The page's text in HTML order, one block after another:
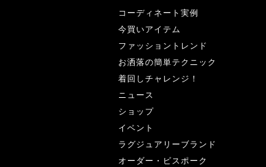
コーディネート実例
今買いアイテム
ファッショントレンド
お洒落の簡単テクニック
着回しチャレンジ！
ニュース
ショップ
イベント
ラグジュアリーブランド
オーダー・ビスポーク